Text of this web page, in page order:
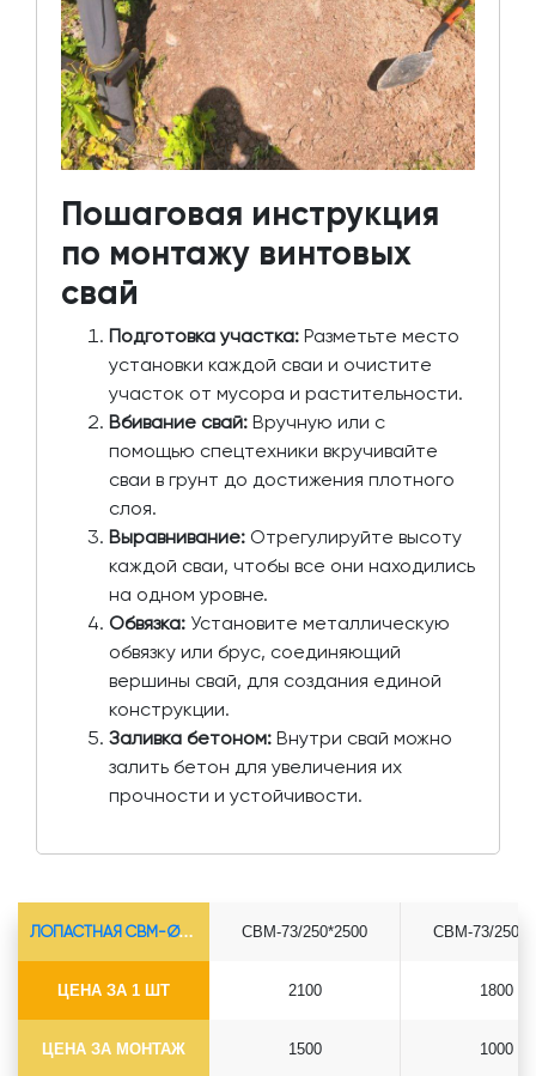
Пошаговая инструкция
по монтажу винтовых
свай
Подготовка участка: Разметьте место
установки каждой сваи и очистите
участок от мусора и растительности.
Вбивание свай: Вручную или с
помощью спецтехники вкручивайте
сваи в грунт до достижения плотного
слоя.
Выравнивание: Отрегулируйте высоту
каждой сваи, чтобы все они находились
на одном уровне.
Обвязка: Установите металлическую
обвязку или брус, соединяющий
вершины свай, для создания единой
конструкции.
Заливка бетоном: Внутри свай можно
залить бетон для увеличения их
прочности и устойчивости.
ЛОПАСТНАЯ СВМ-Ø73*5.5
ЦЕНА ЗА 1 ШТ
ЦЕНА ЗА МОНТАЖ
СВМ-73/250*2500
2100
1500
СВМ-73/
1800
1000